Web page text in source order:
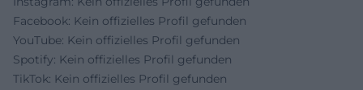
Facebook: Kein offizielles Profil gefunden
YouTube: Kein offizielles Profil gefunden
Spotify: Kein offizielles Profil gefunden
TikTok: Kein offizielles Profil gefunden